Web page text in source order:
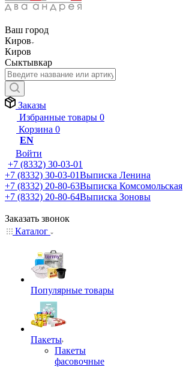
Ваш город
Киров
Киров
Сыктывкар
Заказы
Избранные товары 0
Корзина 0
EN
Войти
+7 (8332) 30-03-01
+7 (8332) 30-03-01Выписка Ленина
+7 (8332) 20-80-63Выписка Комсомольская
+7 (8332) 20-80-64Выписка Зоновы
Заказать звонок
Каталог
Популярные товары
Пакеты
Пакеты
фасовочные